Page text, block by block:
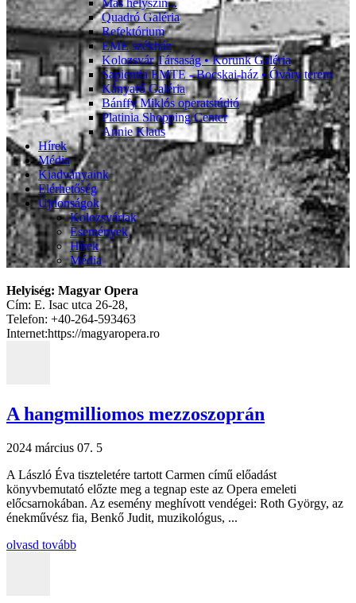
Más helyszín...
Quadró Galéria
Refektórium
EME székház
Kolozsvár Társaság • Korunk Galéria
Sapientia EMTE - Bocskai-ház • Óváry terem
Kányafő Galéria
Bánffy Miklós operatstúdió
Platinia Shopping Center
Annie Klaus
Hírek
Média
Kiadványaink
Elérhetőség
Újdonságok
Kolozsváriak
Események
Hírek
Média
Helyiség: Magyar Opera
Cím: E. Isac utca 26-28,
Telefon: +40-264-593463
Internet:https://magyaropera.ro
A hangmilliomos mezzoszoprán
2024 március 07. 5
A László Éva tiszteletére tartott Carmen című előadást
könyvbemutató előzte meg a tegnap este az Opera emeleti
előcsarnokában. Az esemény meghívott vendégei: Roth György, az
énekművész fia, Benkő Judit, muzikológus, ...
olvasd tovább